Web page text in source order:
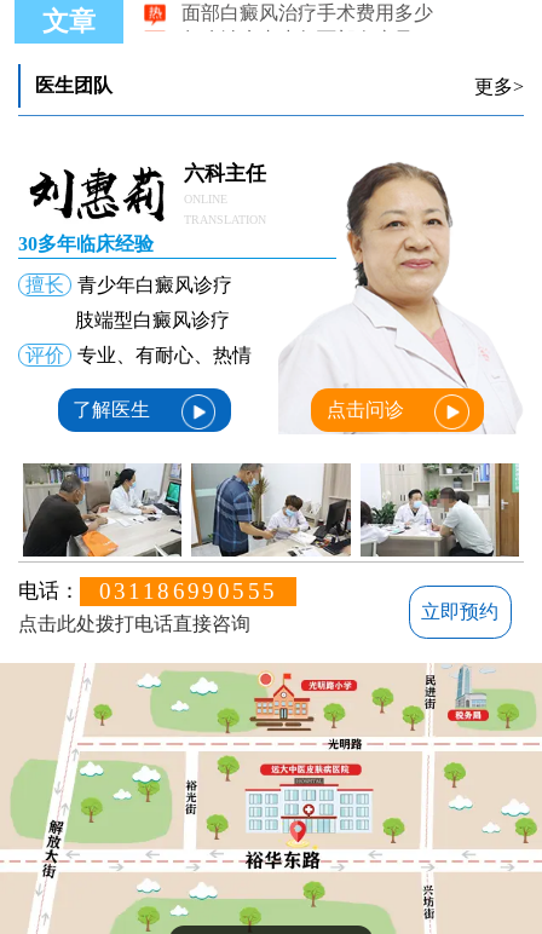
文章
怎么治疗青少年面部白癜风
面部白癜风能用308准分子激光治疗吗
医生团队 更多>
六科主任
ONLINE
TRANSLATION
30多年临床经验
擅长
青少年白癜风诊疗
肢端型白癜风诊疗
评价
专业、有耐心、热情
了解医生 点击问诊
电话： 031186990555
点击此处拨打电话直接咨询
立即预约